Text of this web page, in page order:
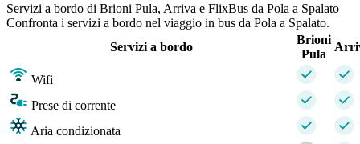
Servizi a bordo di Brioni Pula, Arriva e FlixBus da Pola a Spalato
Confronta i servizi a bordo nel viaggio in bus da Pola a Spalato.
Servizi a bordo
Brioni
Pula
Wifi
Prese di corrente
Aria condizionata